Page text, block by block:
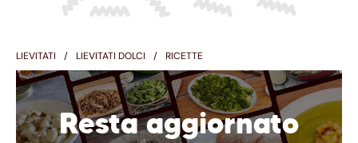
LIEVITATI LIEVITATI DOLCI RICETTE
Resta aggiornato